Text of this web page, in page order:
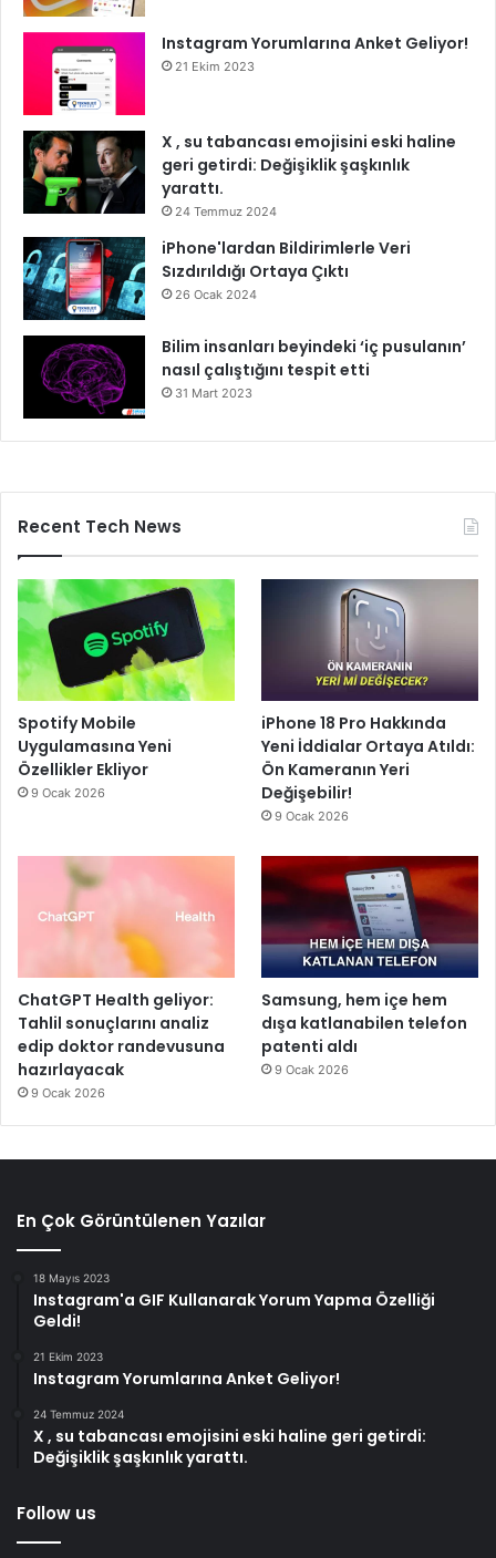
Instagram Yorumlarına Anket Geliyor!
21 Ekim 2023
X , su tabancası emojisini eski haline
geri getirdi: Değişiklik şaşkınlık
yarattı.
24 Temmuz 2024
iPhone'lardan Bildirimlerle Veri
Sızdırıldığı Ortaya Çıktı
26 Ocak 2024
Bilim insanları beyindeki ‘iç pusulanın’
nasıl çalıştığını tespit etti
31 Mart 2023
Recent Tech News
Spotify Mobile
Uygulamasına Yeni
Özellikler Ekliyor
9 Ocak 2026
iPhone 18 Pro Hakkında
Yeni İddialar Ortaya Atıldı:
Ön Kameranın Yeri
Değişebilir!
9 Ocak 2026
ChatGPT Health geliyor:
Tahlil sonuçlarını analiz
edip doktor randevusuna
hazırlayacak
9 Ocak 2026
Samsung, hem içe hem
dışa katlanabilen telefon
patenti aldı
9 Ocak 2026
En Çok Görüntülenen Yazılar
18 Mayıs 2023
Instagram'a GIF Kullanarak Yorum Yapma Özelliği
Geldi!
21 Ekim 2023
Instagram Yorumlarına Anket Geliyor!
24 Temmuz 2024
X , su tabancası emojisini eski haline geri getirdi:
Değişiklik şaşkınlık yarattı.
Follow us